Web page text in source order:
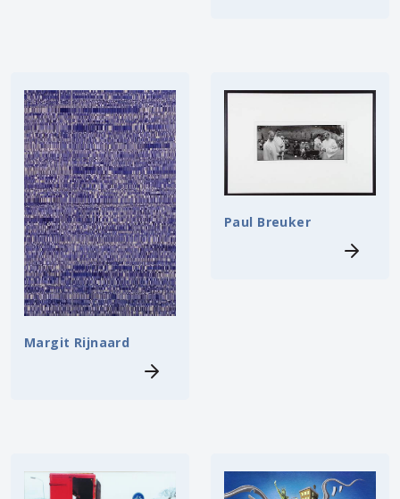
Margit Rijnaard
Paul Breuker